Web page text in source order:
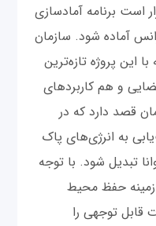
است. قرار است برنامه آمادسازی
۲۰۲۵ در این آژانس آماده شود. سازمان
این پروژه تازه‌ترین
و هم کاربردهای
قصد دارد که در
به انرژی‌های پاک
تبدیل شود. با توجه
زمینه حفظ محیط
قابل توجهی را